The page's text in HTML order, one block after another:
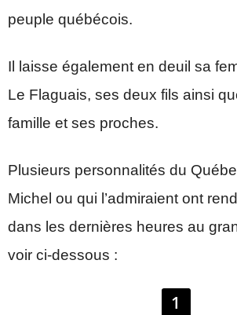
peuple québécois.
Il laisse également en deuil sa
Le Flaguais, ses deux fils ainsi
famille et ses proches.
Plusieurs personnalités du
Michel ou qui l’admiraient ont
dans les dernières heures au
voir ci-dessous :
1